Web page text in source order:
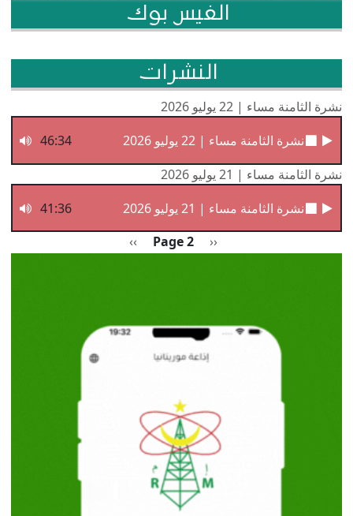
الفيس بوك
النشرات
نشرة الثامنة مساء | 22 يوليو 2026
نشرة الثامنة مساء | 22 يوليو 2026
46:34
نشرة الثامنة مساء | 21 يوليو 2026
نشرة الثامنة مساء | 21 يوليو 2026
41:36
Previous page
‹‹
Page 2 الصفحة التالية
››